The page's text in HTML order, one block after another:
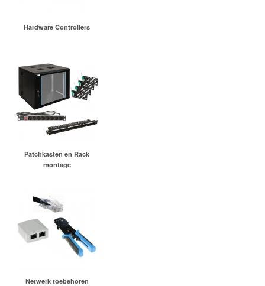
Hardware Controllers
Patchkasten en Rack
montage
Netwerk toebehoren